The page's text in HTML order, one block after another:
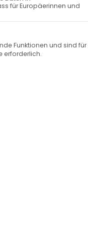
für Europäerinnen und
für die eine
Funktionen und sind
erforderlich.